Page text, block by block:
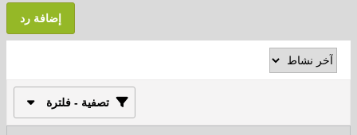
إضافة رد
تصفية - فلترة